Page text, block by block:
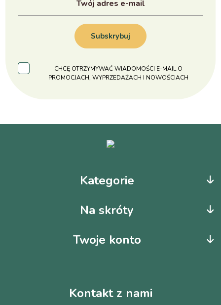
Subskrybuj
CHCĘ OTRZYMYWAĆ WIADOMOŚCI E-MAIL O
PROMOCJACH, WYPRZEDAŻACH I NOWOŚCIACH
Kategorie
Na skróty
Twoje konto
Kontakt z nami